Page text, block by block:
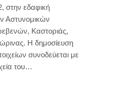
στην εδαφική
Αστυνομικών
Καστοριάς,
Η δημοσίευση
συνοδεύεται με
του…